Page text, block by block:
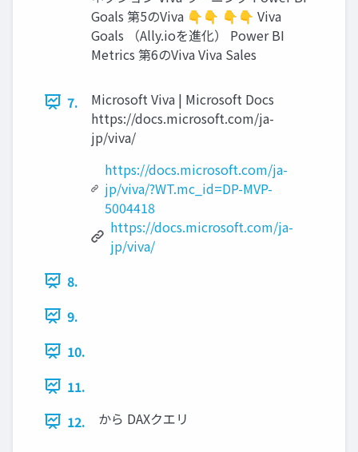
Goals 第5のViva 👇👇 👇👇 Viva
Goals （Ally.ioを進化） Power BI
Metrics 第6のViva Viva Sales
7.
Microsoft Viva | Microsoft Docs
https://docs.microsoft.com/ja-
jp/viva/
https://docs.microsoft.com/ja-
jp/viva/?WT.mc_id=DP-MVP-
5004418
https://docs.microsoft.com/ja-
jp/viva/
8.
9.
10.
11.
12.
から DAXクエリ